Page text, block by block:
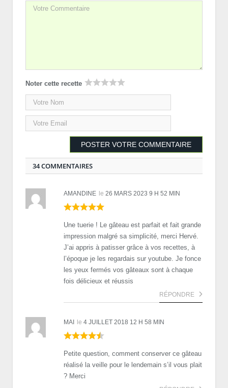
Noter cette recette
34 COMMENTAIRES
AMANDINE le 26 MARS 2023 9 H 52 MIN
Une tuerie ! Le gâteau est parfait et fait grande
impression malgré sa simplicité, merci Hervé.
J’ai appris à patisser grâce à vos recettes, à
l’époque je les regardais sur youtube. Je fonce
les yeux fermés vos gâteaux sont à chaque
fois délicieux et réussis
RÉPONDRE
MAI le 4 JUILLET 2018 12 H 58 MIN
Petite question, comment conserver ce gâteau
réalisé la veille pour le lendemain s’il vous plait
? Merci